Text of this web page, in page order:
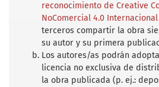
reconocimiento de Creative
NoComercial 4.0 Internacional
terceros compartir la obra
su autor y su primera
Los autores/as podrán
licencia no exclusiva de
la obra publicada (p. ej.: